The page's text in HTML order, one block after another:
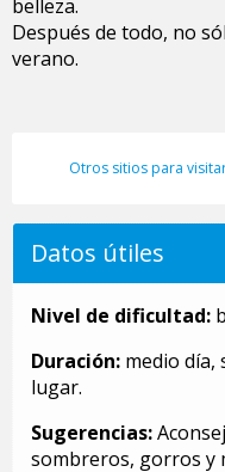
belleza.
Después de todo, no
verano.
Otros sitios para
Datos útiles
Nivel de dificultad:
Duración: medio día,
lugar.
Sugerencias:
sombreros, gorros y